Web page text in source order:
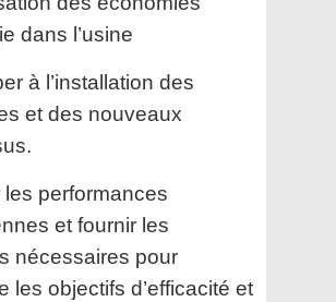
dans l’usine
à l’installation des
et des nouveaux
les performances
et fournir les
nécessaires pour
les objectifs d’efficacité et